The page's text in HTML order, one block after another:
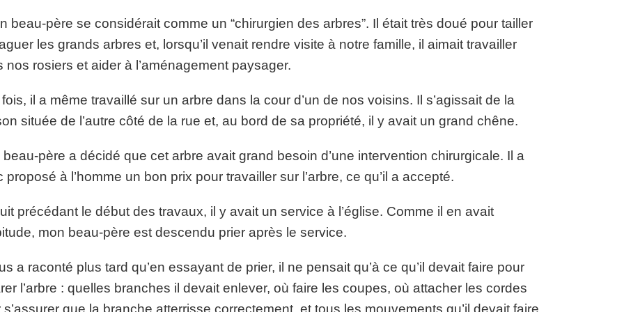
volume.
www.lafoiapostolique.org/wp-
lasse-rempli-de-tritesse.mp3
beau-père se considérait comme un “chirurgien des arbres”. Il était très doué pour tailler
les grands arbres et, lorsqu’il venait rendre visite à notre famille, il aimait travailler
nos rosiers et aider à l’aménagement paysager.
il a même travaillé sur un arbre dans la cour d’un de nos voisins. Il s’agissait de la
située de l’autre côté de la rue et, au bord de sa propriété, il y avait un grand chêne.
beau-père a décidé que cet arbre avait grand besoin d’une intervention chirurgicale. Il a
proposé à l’homme un bon prix pour travailler sur l’arbre, ce qu’il a accepté.
précédant le début des travaux, il y avait un service à l’église. Comme il en avait
mon beau-père est descendu prier après le service.
a raconté plus tard qu’en essayant de prier, il ne pensait qu’à ce qu’il devait faire pour
l’arbre : quelles branches il devait enlever, où faire les coupes, où attacher les cordes
s’assurer que la branche atterrisse correctement, et tous les mouvements qu’il devait faire.